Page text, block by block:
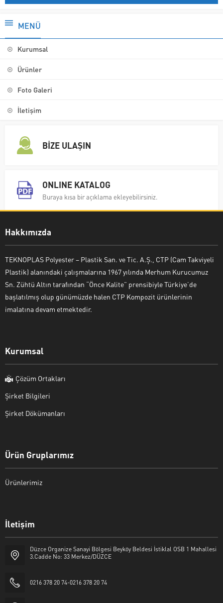
MENÜ
Kurumsal
Ürünler
Foto Galeri
İletişim
BİZE ULAŞIN
ONLINE KATALOG
Buraya kısa bir açıklama ekleyebilirsiniz.
Hakkımızda
TEKNOPLAS Polyester – Plastik San. ve Tic. A.Ş., CTP (Cam Takviyeli
Plastik) alanındaki çalışmalarına 1967 yılında Merhum Kurucumuz
Sn. Zühtü Altın tarafından “Önce Kalite” prensibiyle Türkiye’de
başlatılmış olup günümüzde halen CTP Kompozit ürünlerinin
imalatına devam etmektedir.
Kurumsal
Çözüm Ortakları
Şirket Bilgileri
Şirket Dökümanları
Ürün Gruplarımız
Ürünlerimiz
İletişim
Düzce Organize Sanayi Bölgesi Beyköy Beldesi İstiklal OSB 1 Mahallesi
3.Cadde No: 33 Merkez/DÜZCE
0216 378 20 74-0216 378 20 74